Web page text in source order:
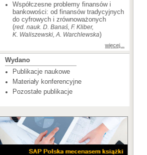
Współczesne problemy finansów i
bankowości: od finansów tradycyjnych
do cyfrowych i zrównoważonych
(red. nauk. D. Banaś, F. Kliber,
K. Waliszewski, A. Warchlewska)
więcej...
Wydano
Publikacje naukowe
Materiały konferencyjne
Pozostałe publikacje